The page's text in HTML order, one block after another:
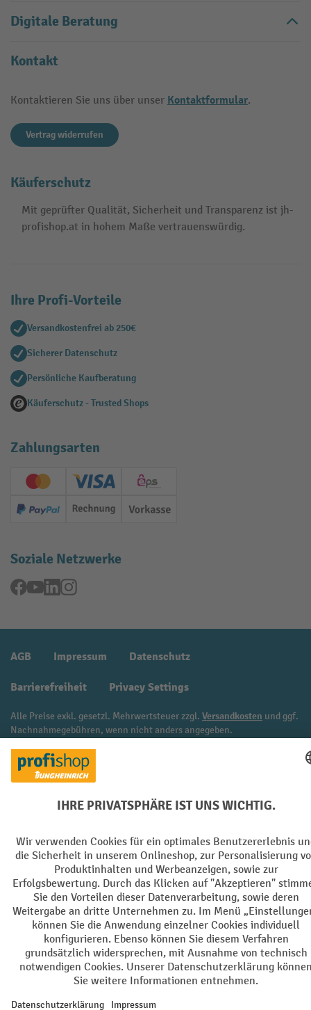
Digitale Beratung
Kontakt
Kontaktieren Sie uns über unser Kontaktformular.
Vertrag widerrufen
Käuferschutz
Mit geprüfter Qualität, Sicherheit und Transparenz ist jh-
profishop.at in hohem Maße vertrauenswürdig.
Ihre Profi-Vorteile
Versandkostenfrei ab 250€
Sicherer Datenschutz
Persönliche Kaufberatung
Käuferschutz - Trusted Shops
Zahlungsarten
Creditcard (Master)Creditcard (Visa)
EPS
PayPal Rechnung Vorkasse
Soziale Netzwerke
Facebook
YouTubeLinkedInInstagram
AGB Impressum Datenschutz
Barrierefreiheit Privacy Settings
Alle Preise exkl. gesetzl. Mehrwertsteuer zzgl. Versandkosten und ggf.
Nachnahmegebühren, wenn nicht anders angegeben.
¹ Der Rabatt gilt so lange der Vorrat reicht. Der Rabatt gilt nicht auf
Sonderpreise. Eine Kombination mit anderen prozentualen Rabatten
oder Gutscheinen ist nicht möglich. | ² Der Rabatt wird einmalig bei
Erstregistrierung für den Newsletter gewährt. Der Gutschein ist 10
Tage gültig und kann ab einem Netto-Bestellwert von 250,- € online
Produktkategorie und beträgt bis zu 10 % (10 % auf Lager, Umwelt,
Arbeitsschutz | 5% auf Werkstatt, Betrieb, Transport, Stapeln und
Heben | 7% auf Büro). Ausgenommen sind Elektro-Hubwagen,
Elektro-Hochhubwagen, Elektro-Stapler sowie Gebrauchtgeräte.
Ausschluss von Werkzeug. Gilt nicht auf Sonderpreise. Kombination
mit anderen Gutscheinen nicht möglich.